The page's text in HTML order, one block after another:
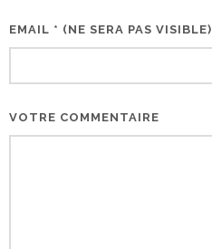
EMAIL * (NE SERA PAS VISIBLE)
VOTRE COMMENTAIRE